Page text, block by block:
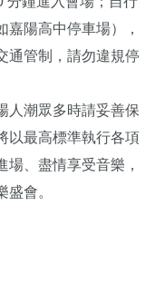
嘉陽高中停車場），
通管制，請勿違規停
人潮眾多時請妥善保
以最高標準執行各項
、盡情享受音樂，
會。